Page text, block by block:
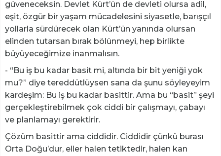
güveneceksin. Devlet Kürt’ün de devleti olursa adil,
eşit, özgür bir yaşam mücadelesini siyasetle, barışçıl
yollarla sürdürecek olan Kürt’ün yanında olursan
elinden tutarsan bırak bölünmeyi, hep birlikte
büyüyeceğimize inanmalısın.
- “Bu iş bu kadar basit mi, altında bir bit yeniği yok
mu?” diye tereddütlüysen sana da şunu söyleyeyim
kardeşim: Bu iş bu kadar basittir. Ama bu “basit” şeyi
gerçekleştirebilmek çok ciddi bir çalışmayı, çabayı
ve planlamayı gerektirir.
Çözüm basittir ama ciddidir. Ciddidir çünkü burası
Orta Doğu’dur, eller halen tetiktedir, halen kan